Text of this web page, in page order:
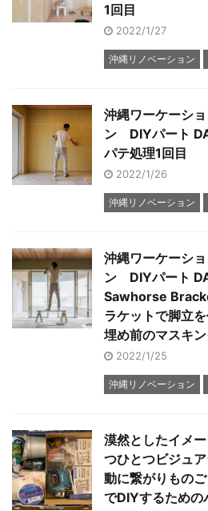
1回目
2022/1/27
沖縄リノベーション
沖縄ワーケーシ
ン DIYパート
パテ処理1回目
2022/1/26
沖縄リノベーション
沖縄ワーケーシ
ン DIYパート
Sawhorse
ラケットで脚立
埋め前のマスキ
2022/1/25
沖縄リノベーション
漠然としたイメ
つひとつビジュ
動に繋がりもの
でDIYするための